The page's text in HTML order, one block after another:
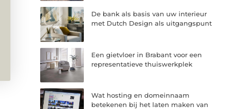
De bank als basis van uw interieur
met Dutch Design als uitgangspunt
Een gietvloer in Brabant voor een
representatieve thuiswerkplek
Wat hosting en domeinnaam
betekenen bij het laten maken van